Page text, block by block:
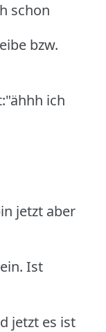
schon
bzw.
ich
jetzt aber
Ist
jetzt es ist